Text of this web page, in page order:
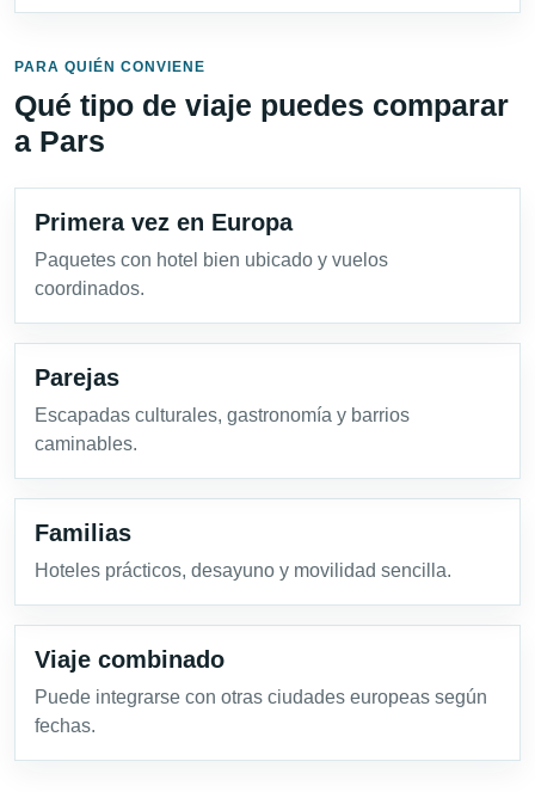
PARA QUIÉN CONVIENE
Qué tipo de viaje puedes comparar
a Pars
Primera vez en Europa
Paquetes con hotel bien ubicado y vuelos
coordinados.
Parejas
Escapadas culturales, gastronomía y barrios
caminables.
Familias
Hoteles prácticos, desayuno y movilidad sencilla.
Viaje combinado
Puede integrarse con otras ciudades europeas según
fechas.